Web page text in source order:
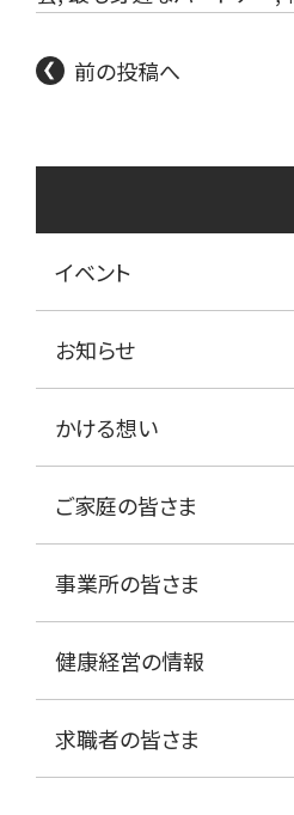
前の投稿へ
イベント
お知らせ
かける想い
ご家庭の皆さま
事業所の皆さま
健康経営の情報
求職者の皆さま